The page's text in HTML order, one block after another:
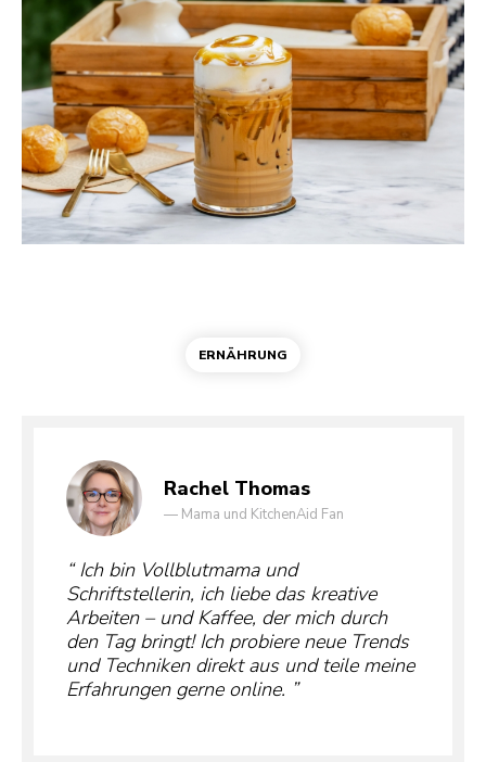
ERNÄHRUNG
Rachel Thomas
— Mama und KitchenAid Fan
Ich bin Vollblutmama und
Schriftstellerin, ich liebe das kreative
Arbeiten – und Kaffee, der mich durch
den Tag bringt! Ich probiere neue Trends
und Techniken direkt aus und teile meine
Erfahrungen gerne online.